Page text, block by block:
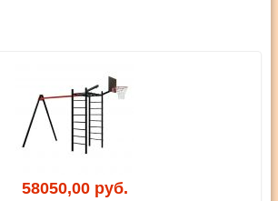
58050,00 руб.